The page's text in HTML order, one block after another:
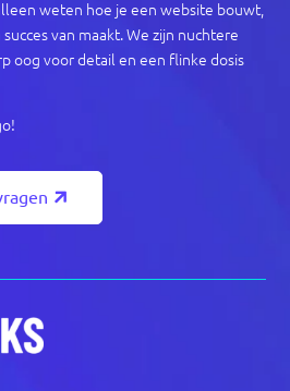
weten hoe je een website bouwt,
van maakt. We zijn nuchtere
oog voor detail en een flinke dosis